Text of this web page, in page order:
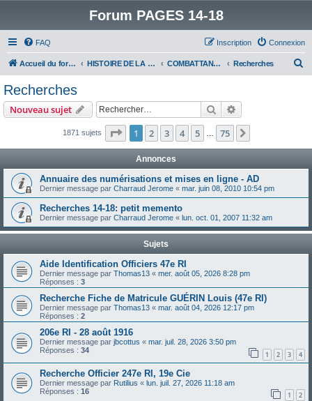
Forum PAGES 14-18
FAQ Connexion
Inscription
Accueil du forum HISTOIRE DE LA GRANDE GUERRE COMBATTANTS DE LA GRANDE GUERRE Recherches
e
Recherches
Nouveau sujet Rechercher
1871 sujets Page 1sur75
1 2 3 4 5 75
Annonces
Annuaire des numérisations et mises en ligne - AD
Dernier message par Charraud Jerome « mar. juin 08, 2010 10:54 pm
Recherches 14-18: petit memento
Dernier message par Charraud Jerome « lun. oct. 01, 2007 11:32 am
Sujets
Aide Identification Officiers 47e RI
Dernier message par Thomas13 « mer. août 05, 2026 8:28 pm
Réponses : 3
Recherche Fiche de Matricule GUÉRIN Louis (47e RI)
Dernier message par Thomas13 « mar. août 04, 2026 12:17 pm
Réponses : 2
206e RI - 28 août 1916
Dernier message par jbcottus « mar. juil. 28, 2026 3:50 pm
Réponses : 34 1 2 3 4
Recherche Officier 247e RI, 19e Cie
Dernier message par Rutilius « lun. juil. 27, 2026 11:18 am
Réponses : 16 1 2